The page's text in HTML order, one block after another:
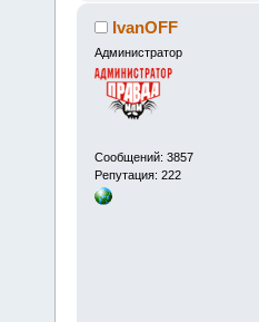
IvanOFF
Администратор
Сообщений: 3857
Репутация: 222